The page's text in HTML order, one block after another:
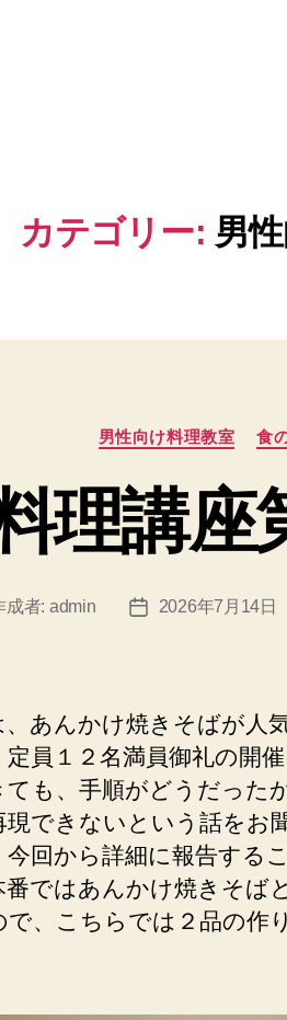
カテゴリー: 男
カ
テ
リ
ー
男性向け料理教室 食
理講座
成者: admin
投
2026年7月14日
、あんかけ焼きそばが人
定員１２名満員御礼の開
ても、手順がどうだった
現できないという話をお
今回から詳細に報告する
番ではあんかけ焼きそば
で、こちらでは２品の作